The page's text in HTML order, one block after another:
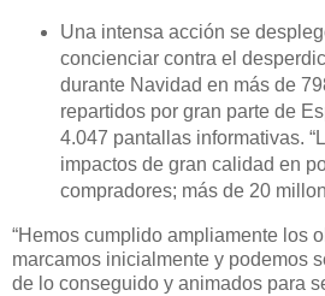
Una intensa acción se
concienciar contra el
durante Navidad en más de
repartidos por gran parte de
4.047 pantallas informativas.
impactos de gran calidad en
compradores; más de 20
“Hemos cumplido ampliamente los
marcamos inicialmente y podemos
de lo conseguido y animados para